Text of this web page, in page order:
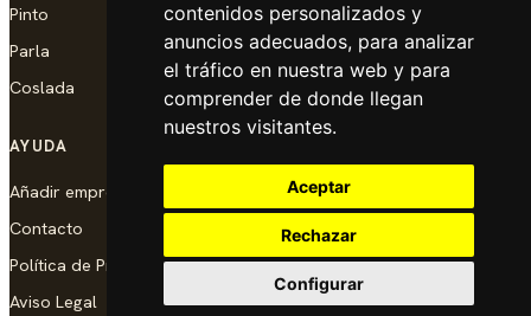
contenidos personalizados y
anuncios adecuados, para analizar
el tráfico en nuestra web y para
comprender de donde llegan
nuestros visitantes.
Aceptar
Rechazar
Configurar
Pinto
Parla
Coslada
AYUDA
Añadir empresa
Contacto
Política de Privacidad
Aviso Legal